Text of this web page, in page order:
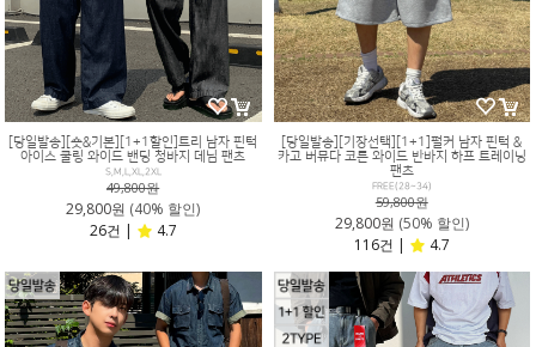
[당일발송][숏&기본][1+1할인]트리 남자 핀턱
아이스 쿨링 와이드 밴딩 청바지 데님 팬츠
S,M,L,XL,2XL
49,800원
29,800원 (40% 할인)
26건 |
4.7
[당일발송][기장선택][1+1]펄커 남자 핀턱 &
카고 버뮤다 코튼 와이드 반바지 하프 트레이닝
팬츠
FREE(28~34)
59,800원
29,800원 (50% 할인)
116건 |
4.7